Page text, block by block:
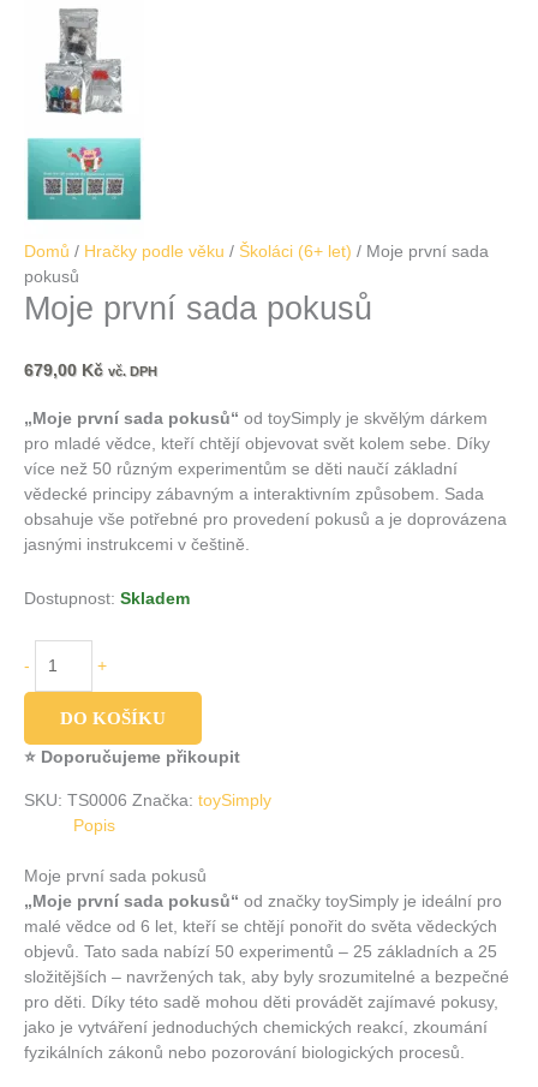
Domů / Hračky podle věku / Školáci (6+ let) / Moje první sada
pokusů
Moje první sada pokusů
679,00 Kč vč. DPH
„Moje první sada pokusů“ od toySimply je skvělým dárkem
pro mladé vědce, kteří chtějí objevovat svět kolem sebe.
Díky
více než 50 různým experimentům se děti naučí základní
vědecké principy zábavným a interaktivním způsobem.
Sada
obsahuje vše potřebné pro provedení pokusů a je doprovázena
jasnými instrukcemi v češtině.
Dostupnost: Skladem
- +
DO KOŠÍKU
⭐ Doporučujeme přikoupit
SKU: TS0006 Značka: toySimply
Popis
Moje první sada pokusů
„Moje první sada pokusů“ od značky toySimply je ideální pro
malé vědce od 6 let, kteří se chtějí ponořit do světa vědeckých
objevů. Tato sada nabízí 50 experimentů – 25 základních a 25
složitějších – navržených tak, aby byly srozumitelné a bezpečné
pro děti.
Díky této sadě mohou děti provádět zajímavé pokusy,
jako je vytváření jednoduchých chemických reakcí, zkoumání
fyzikálních zákonů nebo pozorování biologických procesů.